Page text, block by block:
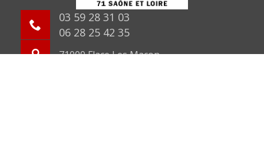
03 59 28 31 03
06 28 25 42 35
71000 Flace Les Macon